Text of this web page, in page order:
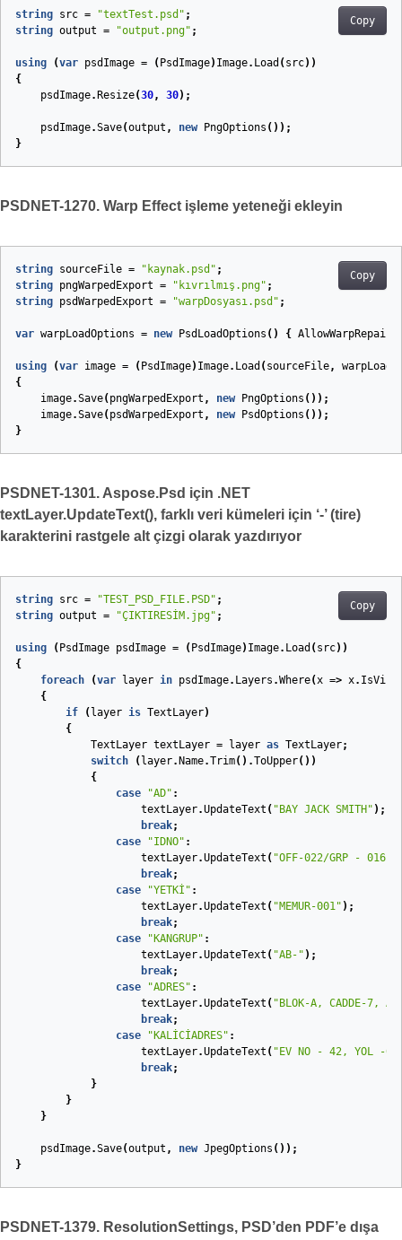
Copy
string src = "textTest.psd" ;
string output = "output.png" ;
using (var psdImage = ( PsdImage) Image. Load ( src))
{
psdImage. Resize(30, 30);
psdImage.Save(output , new PngOptions ());
}
PSDNET-1270. Warp Effect işleme yeteneği ekleyin
Copy
string sourceFile = "kaynak.psd" ;
string pngWarpedExport = "kıvrılmış.png" ;
string psdWarpedExport = "warpDosyası.psd" ;
var warpLoadOptions = new PsdLoadOptions () { AllowWarpRepaint
using (var image = ( PsdImage) Image. Load ( sourceFile,
{
image.Save( pngWarpedExport , new PngOptions ());
image.Save( psdWarpedExport , new PsdOptions ());
}
PSDNET-1301. Aspose.Psd için .NET
textLayer.UpdateText(), farklı veri kümeleri için ‘-’ (tire)
karakterini rastgele alt çizgi olarak yazdırıyor
Copy
string src = "TEST_PSD_FILE.PSD" ;
string output = "ÇIKTIRESİM.jpg" ;
using ( PsdImage psdImage = ( PsdImage) Image. Load ( src))
{
foreach
(var layer in psdImage. Layers .Where(x => x.
{
if
( layer is TextLayer)
{
TextLayer textLayer = layer as TextLayer;
switch
( layer. Name.Trim().ToUpper())
{
case
"AD" :
textLayer.UpdateText ( "BAY JACK SMITH" );
break;
case
"IDNO" :
textLayer.UpdateText ( "OFF-022/GRP - 016"
break;
case
"YETKİ" :
textLayer.UpdateText ( "MEMUR-001" );
break;
case
"KANGRUP" :
textLayer.UpdateText ( "AB-" );
break;
case
"ADRES" :
textLayer.UpdateText ( "BLOK-A, CADDE-7,
break;
case
"KALİCİADRES" :
textLayer.UpdateText ( "EV NO - 42, YOL -025,
break;
}
}
}
psdImage.Save(output , new JpegOptions ());
}
PSDNET-1379. ResolutionSettings, PSD’den PDF’e dışa